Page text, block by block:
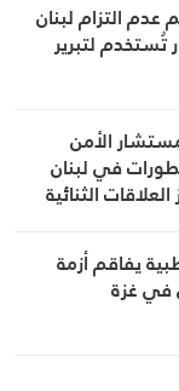
التزام لبنان
تُستخدم لتبرير
الأمن
في لبنان
الثنائية
يفاقم أزمة
في غزة